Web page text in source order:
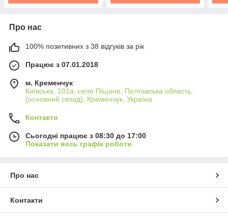
Про нас
100% позитивних з 38 відгуків за рік
Працює з 07.01.2018
м. Кременчук
Київська, 101а, село Піщане, Полтавська область,
(основний склад), Кременчук, Україна
Контакти
Сьогодні працює з 08:30 до 17:00
Показати весь графік роботи
Про нас
Контакти